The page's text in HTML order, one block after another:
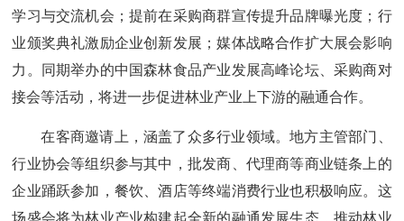
学习与交流机会；提前在采购商群宣传提升品牌曝光度；行
业颁奖典礼激励企业创新发展；媒体战略合作扩大展会影响
力。同期举办的中国森林食品产业发展高峰论坛、采购商对
接会等活动，将进一步促进林业产业上下游的融通合作。
在客商邀请上，涵盖了众多行业领域。地方主管部门、
行业协会等组织参与其中，批发商、代理商等商业链条上的
企业踊跃参加，餐饮、酒店等终端消费行业也积极响应。这